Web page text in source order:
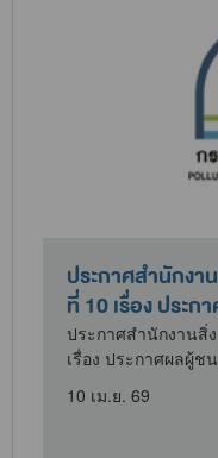
ประกาศสำนักง
ที่ 10 เรื่อง ประ
ประกาศสำนักงานสิ่
เรื่อง ประกาศผลผู้ช
10 เม.ย. 69